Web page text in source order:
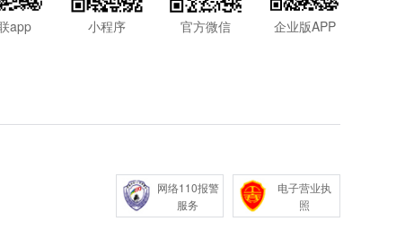
app 小程序 官方微信 企业版APP
网络110报警
服务
电子营业执
照